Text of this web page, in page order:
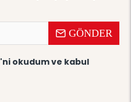
GÖNDER
'ni okudum ve kabul